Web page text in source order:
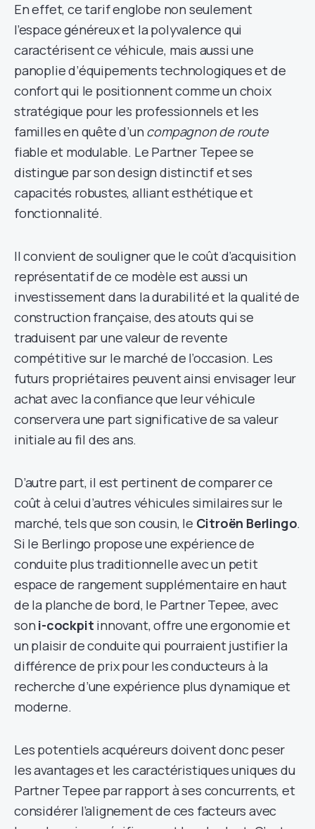
En effet, ce tarif englobe non seulement
l’espace généreux et la polyvalence qui
caractérisent ce véhicule, mais aussi une
panoplie d’équipements technologiques et de
confort qui le positionnent comme un choix
stratégique pour les professionnels et les
familles en quête d’un compagnon de route
fiable et modulable. Le Partner Tepee se
distingue par son design distinctif et ses
capacités robustes, alliant esthétique et
fonctionnalité.
Il convient de souligner que le coût d’acquisition
représentatif de ce modèle est aussi un
investissement dans la durabilité et la qualité de
construction française, des atouts qui se
traduisent par une valeur de revente
compétitive sur le marché de l’occasion. Les
futurs propriétaires peuvent ainsi envisager leur
achat avec la confiance que leur véhicule
conservera une part significative de sa valeur
initiale au fil des ans.
D’autre part, il est pertinent de comparer ce
coût à celui d’autres véhicules similaires sur le
marché, tels que son cousin, le Citroën Berlingo.
Si le Berlingo propose une expérience de
conduite plus traditionnelle avec un petit
espace de rangement supplémentaire en haut
de la planche de bord, le Partner Tepee, avec
son i-cockpit innovant, offre une ergonomie et
un plaisir de conduite qui pourraient justifier la
différence de prix pour les conducteurs à la
recherche d’une expérience plus dynamique et
moderne.
Les potentiels acquéreurs doivent donc peser
les avantages et les caractéristiques uniques du
Partner Tepee par rapport à ses concurrents, et
considérer l’alignement de ces facteurs avec